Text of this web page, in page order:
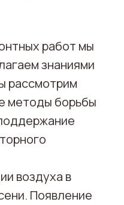
работ мы
знаниями
рассмотрим
методы борьбы
воздуха в
Появление